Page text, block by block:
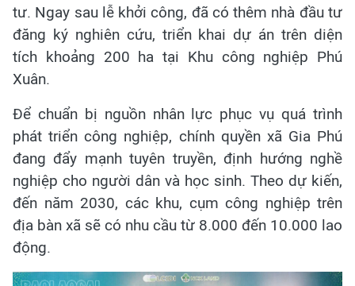
tư. Ngay sau lễ khởi công, đã có thêm nhà đầu tư
đăng ký nghiên cứu, triển khai dự án trên diện
tích khoảng 200 ha tại Khu công nghiệp Phú
Xuân.
Để chuẩn bị nguồn nhân lực phục vụ quá trình
phát triển công nghiệp, chính quyền xã Gia Phú
đang đẩy mạnh tuyên truyền, định hướng nghề
nghiệp cho người dân và học sinh. Theo dự kiến,
đến năm 2030, các khu, cụm công nghiệp trên
địa bàn xã sẽ có nhu cầu từ 8.000 đến 10.000 lao
động.